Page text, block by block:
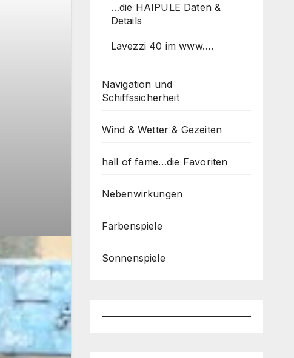
…die HAIPULE Daten &
Details
Lavezzi 40 im www….
Navigation und
Schiffssicherheit
Wind & Wetter & Gezeiten
hall of fame…die Favoriten
Nebenwirkungen
Farbenspiele
Sonnenspiele